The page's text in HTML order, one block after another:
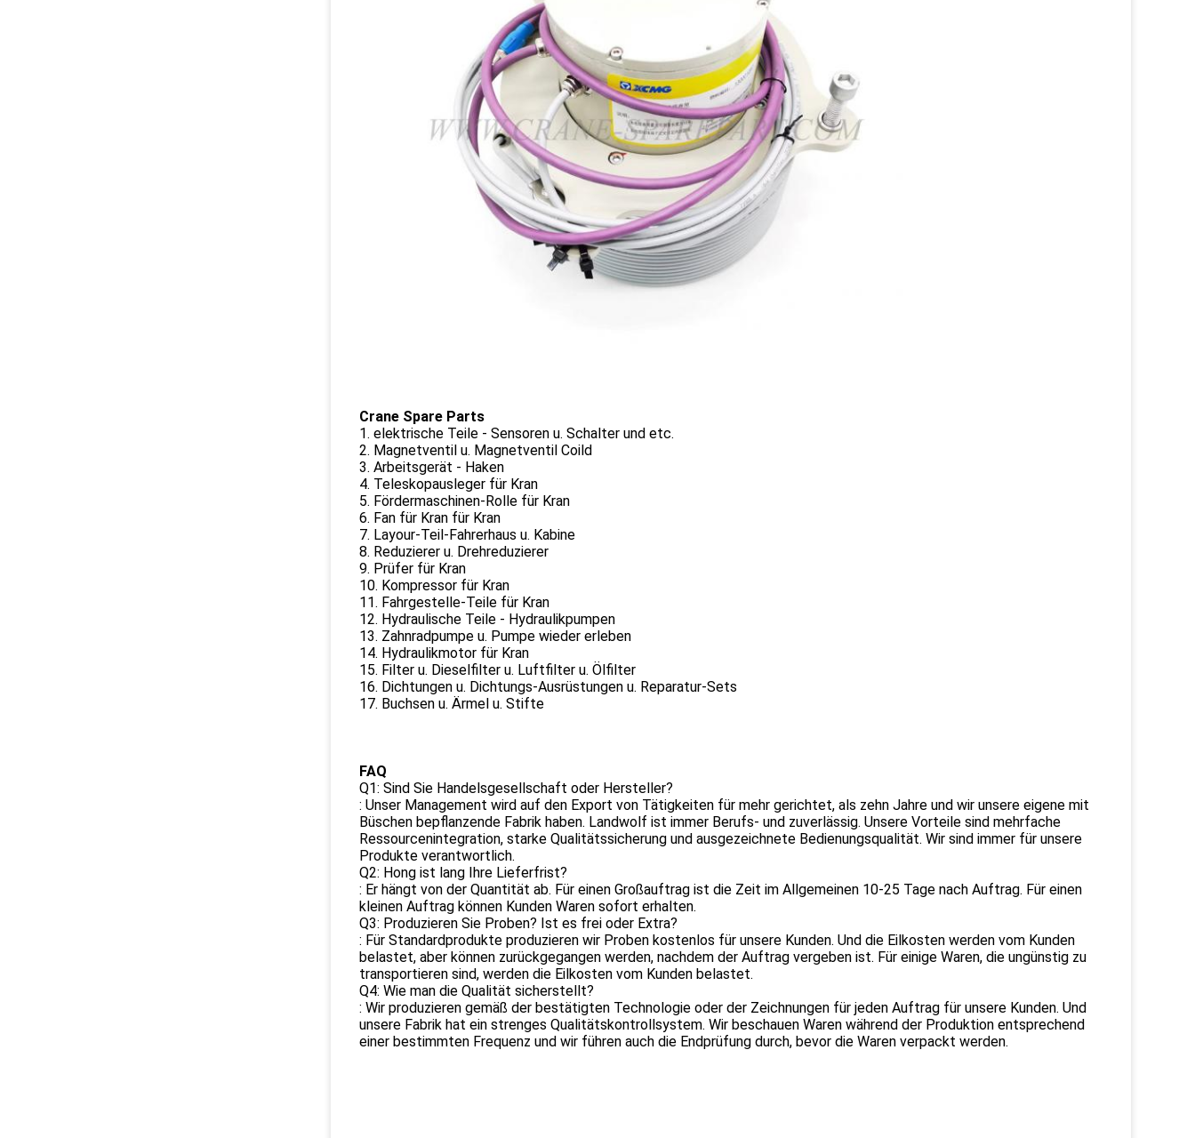
Crane Spare Parts
1. elektrische Teile - Sensoren u. Schalter und etc.
2. Magnetventil u. Magnetventil Coild
3. Arbeitsgerät - Haken
4. Teleskopausleger für Kran
5. Fördermaschinen-Rolle für Kran
6. Fan für Kran für Kran
7. Layour-Teil-Fahrerhaus u. Kabine
8. Reduzierer u. Drehreduzierer
9. Prüfer für Kran
10. Kompressor für Kran
11. Fahrgestelle-Teile für Kran
12. Hydraulische Teile - Hydraulikpumpen
13. Zahnradpumpe u. Pumpe wieder erleben
14. Hydraulikmotor für Kran
15. Filter u. Dieselfilter u. Luftfilter u. Ölfilter
16. Dichtungen u. Dichtungs-Ausrüstungen u. Reparatur-Sets
17. Buchsen u. Ärmel u. Stifte
FAQ
Q1: Sind Sie Handelsgesellschaft oder Hersteller?
: Unser Management wird auf den Export von Tätigkeiten für mehr gerichtet, als zehn Jahre und wir unsere eigene mit
Büschen bepflanzende Fabrik haben. Landwolf ist immer Berufs- und zuverlässig. Unsere Vorteile sind mehrfache
Ressourcenintegration, starke Qualitätssicherung und ausgezeichnete Bedienungsqualität. Wir sind immer für unsere
Produkte verantwortlich.
Q2: Hong ist lang Ihre Lieferfrist?
: Er hängt von der Quantität ab. Für einen Großauftrag ist die Zeit im Allgemeinen 10-25 Tage nach Auftrag. Für einen
kleinen Auftrag können Kunden Waren sofort erhalten.
Q3: Produzieren Sie Proben? Ist es frei oder Extra?
: Für Standardprodukte produzieren wir Proben kostenlos für unsere Kunden. Und die Eilkosten werden vom Kunden
belastet, aber können zurückgegangen werden, nachdem der Auftrag vergeben ist. Für einige Waren, die ungünstig zu
transportieren sind, werden die Eilkosten vom Kunden belastet.
Q4: Wie man die Qualität sicherstellt?
: Wir produzieren gemäß der bestätigten Technologie oder der Zeichnungen für jeden Auftrag für unsere Kunden. Und
unsere Fabrik hat ein strenges Qualitätskontrollsystem. Wir beschauen Waren während der Produktion entsprechend
einer bestimmten Frequenz und wir führen auch die Endprüfung durch, bevor die Waren verpackt werden.